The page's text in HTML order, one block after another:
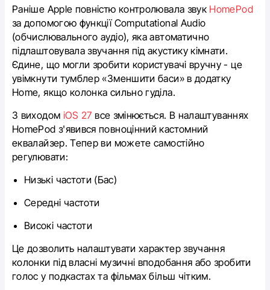
Раніше Apple повністю контролювала звук HomePod
за допомогою функції Computational Audio
(обчислювального аудіо), яка автоматично
підлаштовувала звучання під акустику кімнати.
Єдине, що могли зробити користувачі вручну - це
увімкнути тумблер «Зменшити баси» в додатку
Home, якщо колонка сильно гуділа.
З виходом iOS 27 все змінюється. В налаштуваннях
HomePod з'явився повноцінний кастомний
еквалайзер. Тепер ви можете самостійно
регулювати:
Низькі частоти (Бас)
Середні частоти
Високі частоти
Це дозволить налаштувати характер звучання
колонки під власні музичні вподобання або зробити
голос у подкастах та фільмах більш чітким.